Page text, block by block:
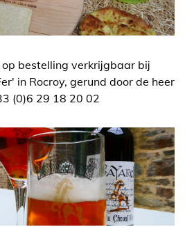
op bestelling verkrijgbaar bij
in Rocroy, gerund door de heer
(0)6 29 18 20 02